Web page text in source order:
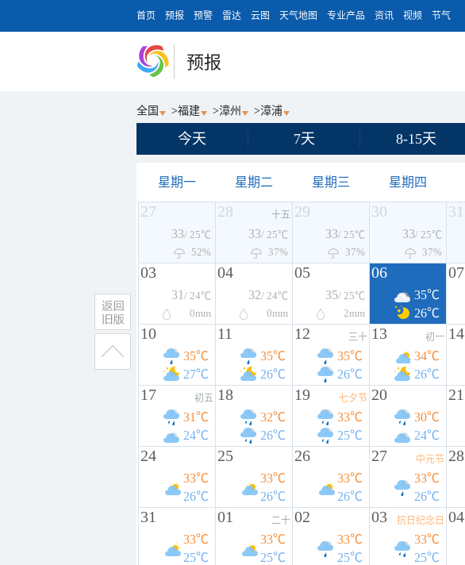
首页 预报 预警 雷达 云图 天气地图 专业产品 资讯 视频 节气
预报
全国 >福建 >漳州 >漳浦
今天 7天 8-15天
星期一 星期二 星期三 星期四
27
33/ 25℃
52%
28 十五
33/ 25℃
37%
29
33/ 25℃
37%
30
33/ 25℃
37%
31
03
31 / 24℃
0mm
04
32/ 24℃
0mm
05
35/ 25℃
2mm
06
35℃
26℃
07
10
35℃
27℃
11
35℃
26℃
12 三十
35℃
26℃
13 初一
34℃
26℃
14
17 初五
31℃
24℃
18
32℃
26℃
19 七夕节
33℃
25℃
20
30℃
24℃
21
24
33℃
26℃
25
33℃
26℃
26
33℃
26℃
27 中元节
33℃
26℃
28
31
33℃
25℃
01 二十
33℃
25℃
02
33℃
25℃
03 抗日纪念日
33℃
25℃
04